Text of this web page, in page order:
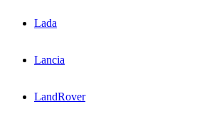
Lada
Lancia
LandRover